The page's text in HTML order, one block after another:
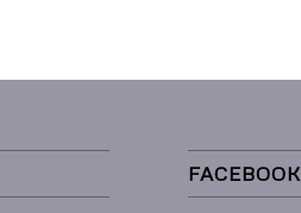
FACEBOOK